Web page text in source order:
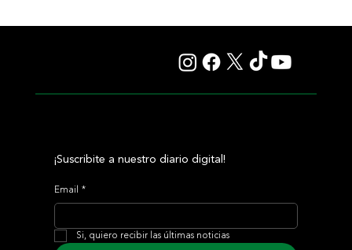
¡Suscribite a nuestro diario digital!
Email *
Si, quiero recibir las últimas noticias